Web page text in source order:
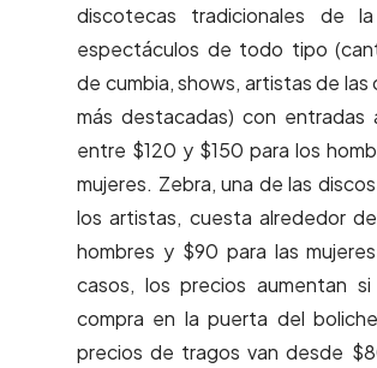
discotecas tradicionales de
espectáculos de todo tipo
de cumbia, shows, artistas de
más destacadas) con entradas
entre $120 y $150 para los
mujeres. Zebra, una de las
los artistas, cuesta alrededor
hombres y $90 para las
casos, los precios aumentan
compra en la puerta del
precios de tragos van desde